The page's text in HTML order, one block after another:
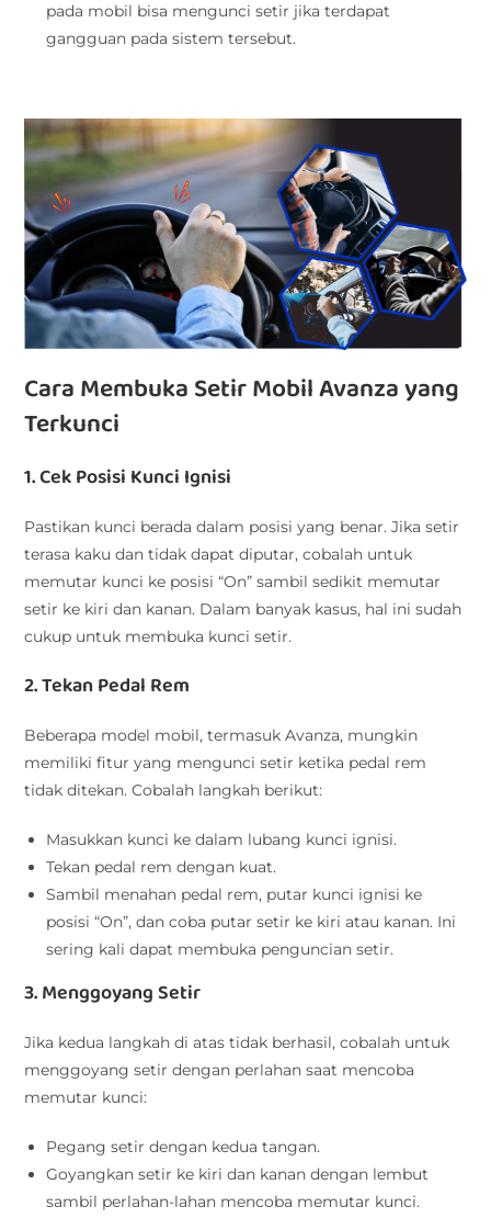
pada mobil bisa mengunci setir jika terdapat
gangguan pada sistem tersebut.
Cara Membuka Setir Mobil Avanza yang
Terkunci
1. Cek Posisi Kunci Ignisi
Pastikan kunci berada dalam posisi yang benar. Jika setir
terasa kaku dan tidak dapat diputar, cobalah untuk
memutar kunci ke posisi “On” sambil sedikit memutar
setir ke kiri dan kanan. Dalam banyak kasus, hal ini sudah
cukup untuk membuka kunci setir.
2. Tekan Pedal Rem
Beberapa model mobil, termasuk Avanza, mungkin
memiliki fitur yang mengunci setir ketika pedal rem
tidak ditekan. Cobalah langkah berikut:
Masukkan kunci ke dalam lubang kunci ignisi.
Tekan pedal rem dengan kuat.
Sambil menahan pedal rem, putar kunci ignisi ke
posisi “On”, dan coba putar setir ke kiri atau kanan. Ini
sering kali dapat membuka penguncian setir.
3. Menggoyang Setir
Jika kedua langkah di atas tidak berhasil, cobalah untuk
menggoyang setir dengan perlahan saat mencoba
memutar kunci:
Pegang setir dengan kedua tangan.
Goyangkan setir ke kiri dan kanan dengan lembut
sambil perlahan-lahan mencoba memutar kunci.